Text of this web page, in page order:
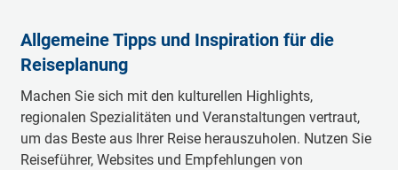
Allgemeine Tipps und Inspiration für die
Reiseplanung
Machen Sie sich mit den kulturellen Highlights,
regionalen Spezialitäten und Veranstaltungen vertraut,
um das Beste aus Ihrer Reise herauszuholen. Nutzen Sie
Reiseführer, Websites und Empfehlungen von